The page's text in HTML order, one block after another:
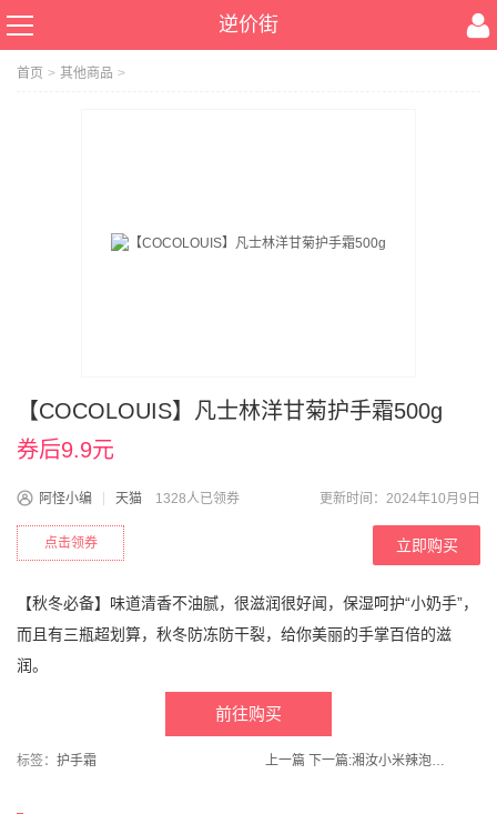
逆价街
首页 > 其他商品 >
【COCOLOUIS】凡士林洋甘菊护手霜500g
券后9.9元
阿怪小编 天猫 1328人已领券 更新时间：2024年10月9日
点击领券 立即购买
【秋冬必备】味道清香不油腻，很滋润很好闻，保湿呵护“小奶手”，
而且有三瓶超划算，秋冬防冻防干裂，给你美丽的手掌百倍的滋
润。
前往购买
标签： 护手霜 上一篇 下一篇: 湘汝小米辣泡椒100g*5袋湖南特产